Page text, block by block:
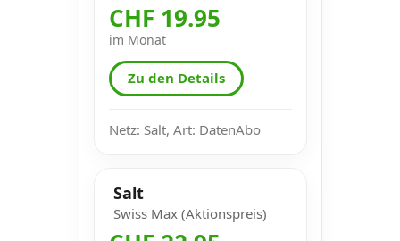
CHF 19.95
im Monat
Zu den Details
Netz: Salt, Art: DatenAbo
Salt
Swiss Max (Aktionspreis)